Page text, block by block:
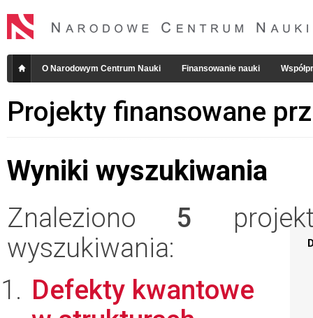
O Narodowym Centrum Nauki Finansowanie nauki
Projekty finansowane
Wyniki wyszukiwania
Znaleziono 5
wyszukiwania:
Defekty kwantowe